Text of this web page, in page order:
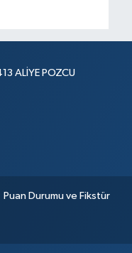
ALİYE POZCU
Puan Durumu ve Fikstür